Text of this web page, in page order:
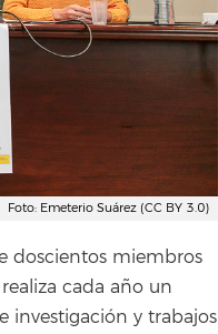
Foto: Emeterio Suárez (CC BY 3.0)
doscientos miembros
cada año un
investigación y trabajos